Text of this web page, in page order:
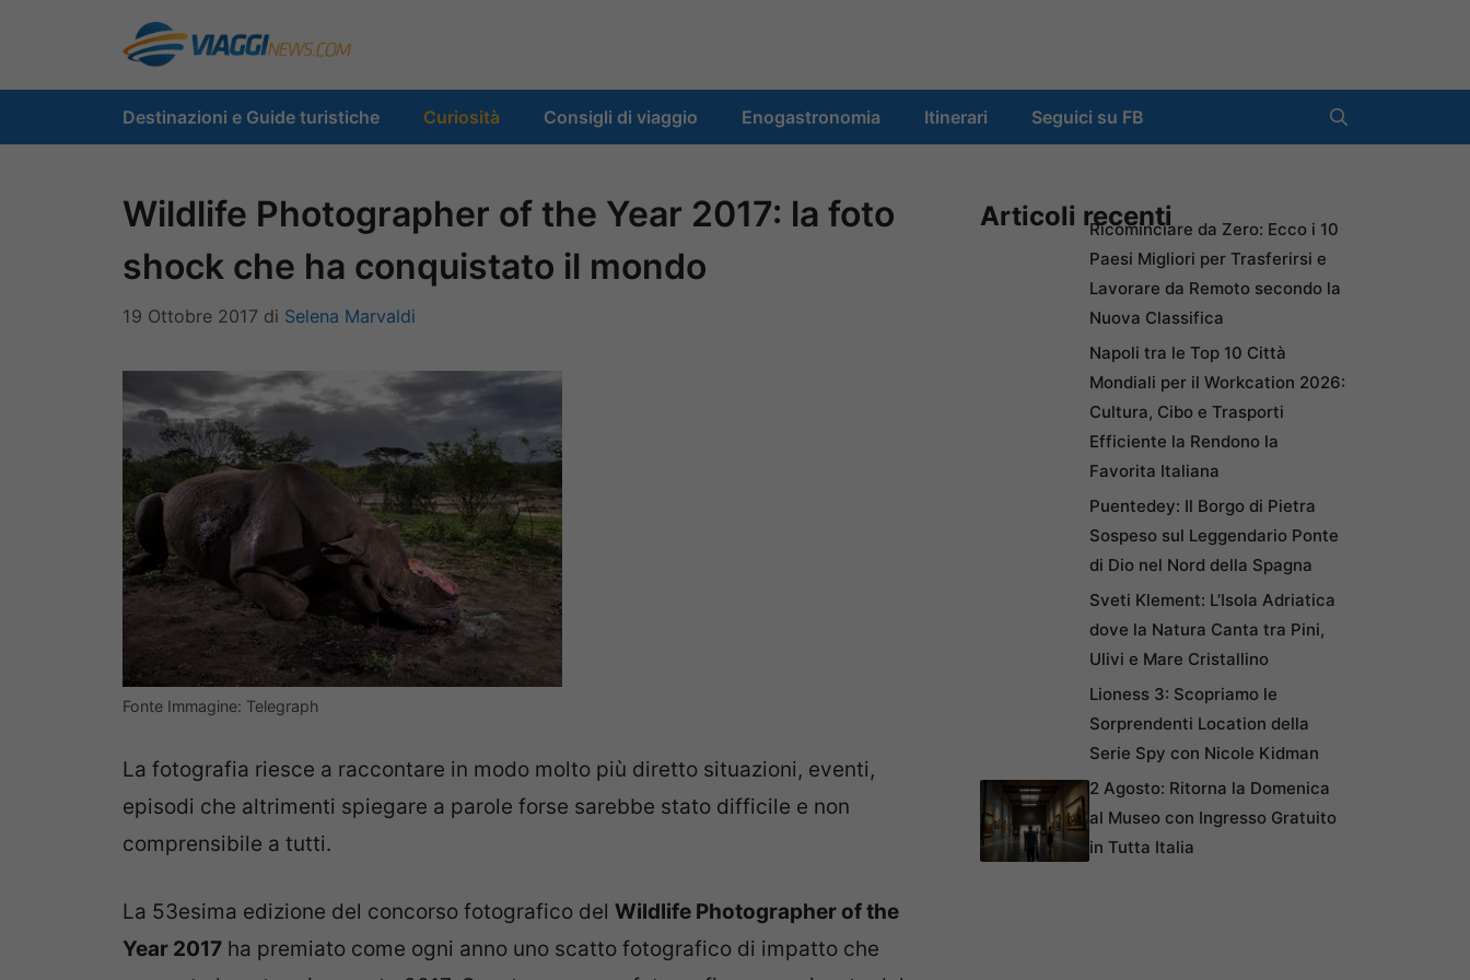
contenuto
Destinazioni e Guide turistiche Curiosità Consigli di viaggio Enogastronomia Itinerari Seguici su FB
Wildlife Photographer of the Year 2017: la foto
shock che ha conquistato il mondo
19 Ottobre 2017 di Selena Marvaldi
Fonte Immagine: Telegraph
La fotografia riesce a raccontare in modo molto più diretto situazioni, eventi,
episodi che altrimenti spiegare a parole forse sarebbe stato difficile e non
comprensibile a tutti.
La 53esima edizione del concorso fotografico del Wildlife Photographer of the
Year 2017 ha premiato come ogni anno uno scatto fotografico di impatto che
Articoli recentiRicominciare da Zero: Ecco i 10
Paesi Migliori per Trasferirsi e
Lavorare da Remoto secondo la
Nuova Classifica
Napoli tra le Top 10 Città
Mondiali per il Workcation 2026:
Cultura, Cibo e Trasporti
Efficiente la Rendono la
Favorita Italiana
Puentedey: Il Borgo di Pietra
Sospeso sul Leggendario Ponte
di Dio nel Nord della Spagna
Sveti Klement: L’Isola Adriatica
dove la Natura Canta tra Pini,
Ulivi e Mare Cristallino
Lioness 3: Scopriamo le
Sorprendenti Location della
Serie Spy con Nicole Kidman
2 Agosto: Ritorna la Domenica
al Museo con Ingresso Gratuito
in Tutta Italia